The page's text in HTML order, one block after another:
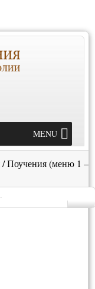
MENU
/Поучения (меню 1 –